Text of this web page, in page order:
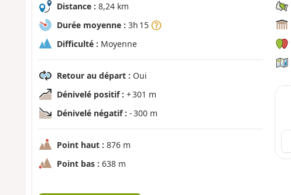
Distance : 8,24 km
Durée moyenne : 3h 15
Difficulté : Moyenne
Retour au départ : Oui
Dénivelé positif : + 301 m
Dénivelé négatif : - 300 m
Point haut : 876 m
Point bas : 638 m